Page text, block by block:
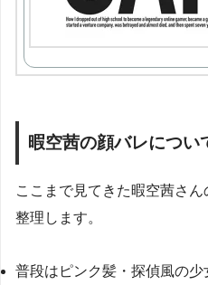
暇空茜の顔バレについ
ここまで見てきた暇空茜さ
整理します。
普段はピンク髪・探偵風の